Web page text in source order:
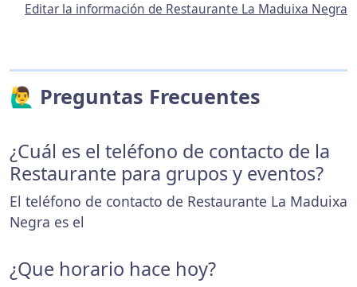
Editar la información de Restaurante La Maduixa Negra
🙋‍♂️ Preguntas Frecuentes
¿Cuál es el teléfono de contacto de la
Restaurante para grupos y eventos?
El teléfono de contacto de Restaurante La Maduixa
Negra es el
¿Que horario hace hoy?